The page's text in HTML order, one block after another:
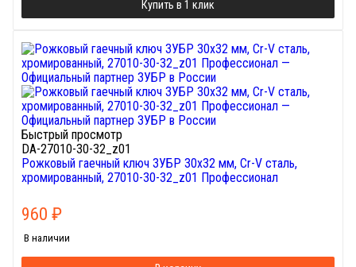
Купить в 1 клик
Быстрый просмотр
DA-27010-30-32_z01
Рожковый гаечный ключ ЗУБР 30х32 мм, Cr-V сталь,
хромированный, 27010-30-32_z01 Профессионал
960 ₽
В наличии